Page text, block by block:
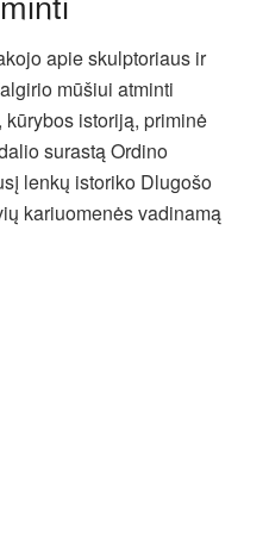
apie skulptoriaus ir
mūšiui atminti
istoriją, priminė
surastą Ordino
lenkų istoriko Dlugošo
kariuomenės vadinamą